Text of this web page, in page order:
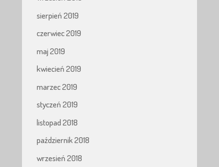
sierpień 2019
czerwiec 2019
maj 2019
kwiecień 2019
marzec 2019
styczeń 2019
listopad 2018
październik 2018
wrzesień 2018